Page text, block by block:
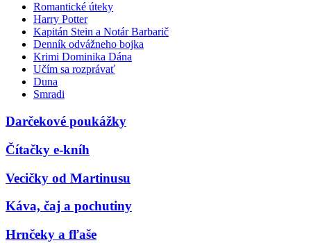
Romantické úteky
Harry Potter
Kapitán Stein a Notár Barbarič
Denník odvážneho bojka
Krimi Dominika Dána
Učím sa rozprávať
Duna
Smradi
Darčekové poukážky
Čítačky e-kníh
Vecičky od Martinusu
Káva, čaj a pochutiny
Hrnčeky a fľaše